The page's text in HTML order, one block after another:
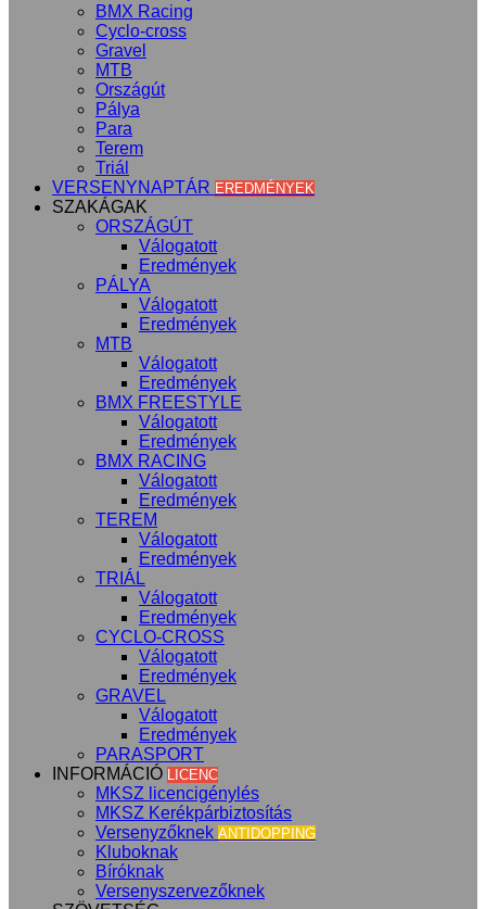
BMX Racing
Cyclo-cross
Gravel
MTB
Országút
Pálya
Para
Terem
Triál
VERSENYNAPTÁR EREDMÉNYEK
SZAKÁGAK
ORSZÁGÚT
Válogatott
Eredmények
PÁLYA
Válogatott
Eredmények
MTB
Válogatott
Eredmények
BMX FREESTYLE
Válogatott
Eredmények
BMX RACING
Válogatott
Eredmények
TEREM
Válogatott
Eredmények
TRIÁL
Válogatott
Eredmények
CYCLO-CROSS
Válogatott
Eredmények
GRAVEL
Válogatott
Eredmények
PARASPORT
INFORMÁCIÓ LICENC
MKSZ licencigénylés
MKSZ Kerékpárbiztosítás
Versenyzőknek ANTIDOPPING
Kluboknak
Bíróknak
Versenyszervezőknek